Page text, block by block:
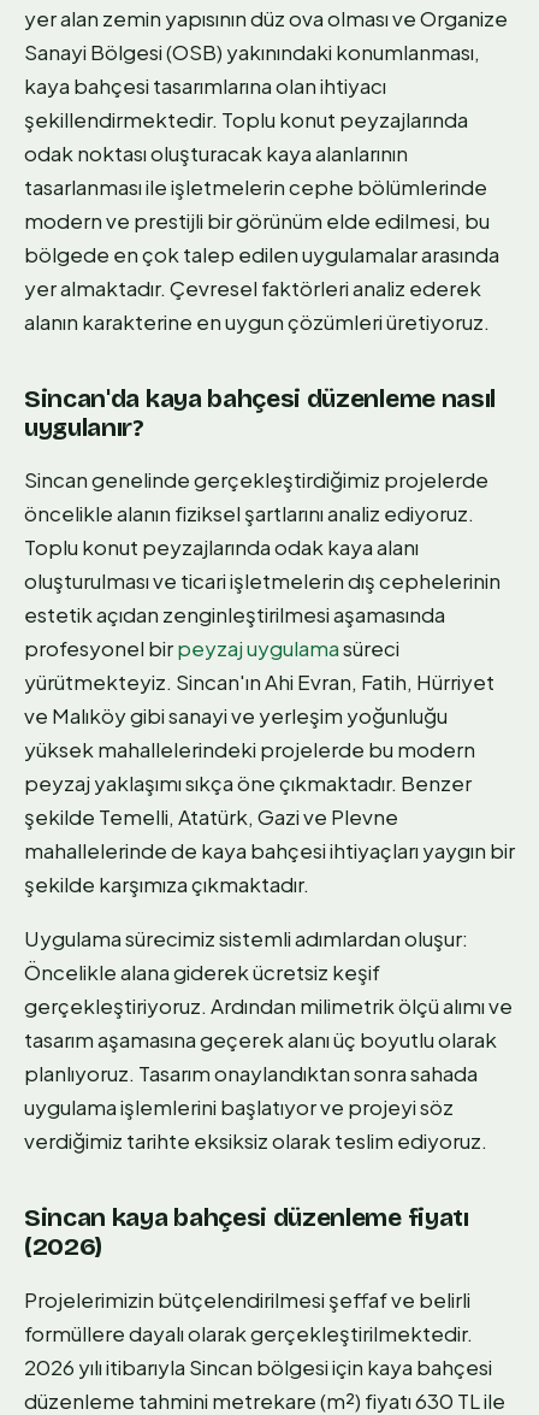
yer alan zemin yapısının düz ova olması ve Organize
Sanayi Bölgesi (OSB) yakınındaki konumlanması,
kaya bahçesi tasarımlarına olan ihtiyacı
şekillendirmektedir. Toplu konut peyzajlarında
odak noktası oluşturacak kaya alanlarının
tasarlanması ile işletmelerin cephe bölümlerinde
modern ve prestijli bir görünüm elde edilmesi, bu
bölgede en çok talep edilen uygulamalar arasında
yer almaktadır. Çevresel faktörleri analiz ederek
alanın karakterine en uygun çözümleri üretiyoruz.
Sincan'da kaya bahçesi düzenleme nasıl
uygulanır?
Sincan genelinde gerçekleştirdiğimiz projelerde
öncelikle alanın fiziksel şartlarını analiz ediyoruz.
Toplu konut peyzajlarında odak kaya alanı
oluşturulması ve ticari işletmelerin dış cephelerinin
estetik açıdan zenginleştirilmesi aşamasında
profesyonel birpeyzaj uygulamasüreci
yürütmekteyiz. Sincan'ın Ahi Evran, Fatih, Hürriyet
ve Malıköy gibi sanayi ve yerleşim yoğunluğu
yüksek mahallelerindeki projelerde bu modern
peyzaj yaklaşımı sıkça öne çıkmaktadır. Benzer
şekilde Temelli, Atatürk, Gazi ve Plevne
mahallelerinde de kaya bahçesi ihtiyaçları yaygın bir
şekilde karşımıza çıkmaktadır.
Uygulama sürecimiz sistemli adımlardan oluşur:
Öncelikle alana giderek ücretsiz keşif
gerçekleştiriyoruz. Ardından milimetrik ölçü alımı ve
tasarım aşamasına geçerek alanı üç boyutlu olarak
planlıyoruz. Tasarım onaylandıktan sonra sahada
uygulama işlemlerini başlatıyor ve projeyi söz
verdiğimiz tarihte eksiksiz olarak teslim ediyoruz.
Sincan kaya bahçesi düzenleme fiyatı
(2026)
Projelerimizin bütçelendirilmesi şeffaf ve belirli
formüllere dayalı olarak gerçekleştirilmektedir.
2026 yılı itibarıyla Sincan bölgesi için kaya bahçesi
düzenleme tahmini metrekare (m²) fiyatı 630 TL ile